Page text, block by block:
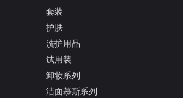
套装
护肤
洗护用品
试用装
卸妆系列
洁面慕斯系列